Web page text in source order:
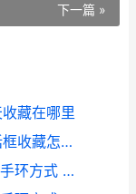
下一篇 »
藏在哪里
付款宝聊天收藏在哪里看 支付宝对话框收藏怎么删除
小米运动健康app如何解绑 解绑小米手环方式 小米运动健康app下载安装官方免费下载